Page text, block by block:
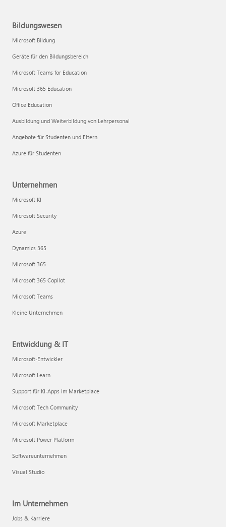
Bildungswesen
Microsoft Bildung
Geräte für den Bildungsbereich
Microsoft Teams for Education
Microsoft 365 Education
Office Education
Ausbildung und Weiterbildung von Lehrpersonal
Angebote für Studenten und Eltern
Azure für Studenten
Unternehmen
Microsoft KI
Microsoft Security
Azure
Dynamics 365
Microsoft 365
Microsoft 365 Copilot
Microsoft Teams
Kleine Unternehmen
Entwicklung & IT
Microsoft-Entwickler
Microsoft Learn
Support für KI-Apps im Marketplace
Microsoft Tech Community
Microsoft Marketplace
Microsoft Power Platform
Softwareunternehmen
Visual Studio
Im Unternehmen
Jobs & Karriere